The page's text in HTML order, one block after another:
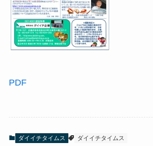
PDF
ダイイチタイムス ダイイチタイムス